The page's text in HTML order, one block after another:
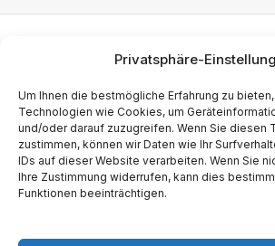
Privatsphäre-
Um Ihnen die bestmögliche Erfahrung zu
Technologien wie Cookies, um
und/oder darauf zuzugreifen. Wenn Sie diesen
zustimmen, können wir Daten wie Ihr
IDs auf dieser Website verarbeiten. Wenn Sie
Ihre Zustimmung widerrufen, kann dies
Funktionen beeinträchtigen.